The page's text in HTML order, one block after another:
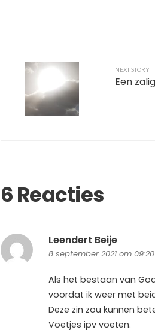
NEXT STORY
Een
6 Reacties
Leendert Beije
8 september 2021 om 09:20
Als het bestaan van
voordat ik weer met
Deze zin zou kunnen
Voetjes ipv voeten.